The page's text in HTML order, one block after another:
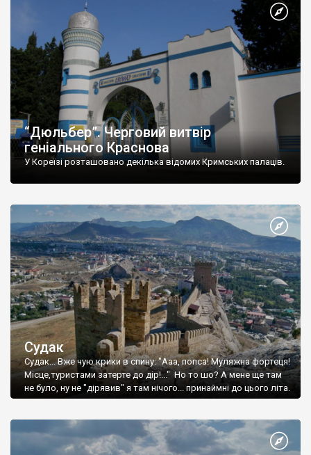
“Дюльбер”. Черговий витвір
геніального Краснова
У Кореїзі розташовано декілька відомих Кримських палаців.
Судак
Судак... Вже чую крики в спину: "Ааа, попса! Муляжна фортеця!
Місце,туристами затерте до дір!..." Но то шо? А мене ще там
не було, ну не "дірявив" я там нічого... принаймні до цього літа.